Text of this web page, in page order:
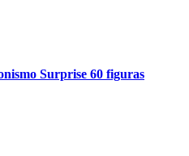
Surprise 60 figuras